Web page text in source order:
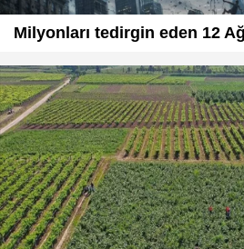
Milyonları tedirgin eden 12